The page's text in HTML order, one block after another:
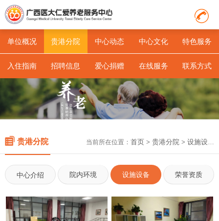
单位概况 贵港分院 中心动态 中心文化 特色服务
入住指南 招聘信息 爱心捐赠 在线服务 联系方式
贵港分院 当前所在位置： 首页 > 贵港分院> 设施设备
中心介绍 院内环境 设施设备 荣誉资质